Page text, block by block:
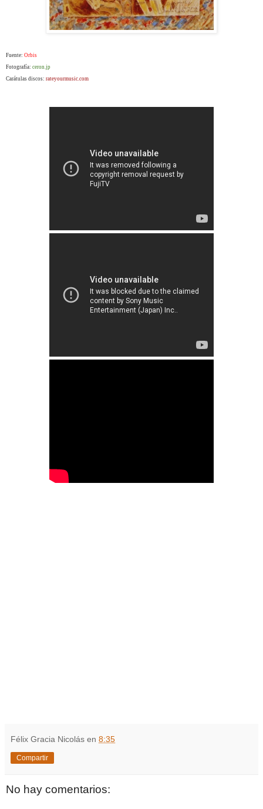
Fuente: Orbis
Fotografía: ceron.jp
Carátulas discos: rateyourmusic.com
Félix Gracia Nicolás en 8:35
Compartir
No hay comentarios: